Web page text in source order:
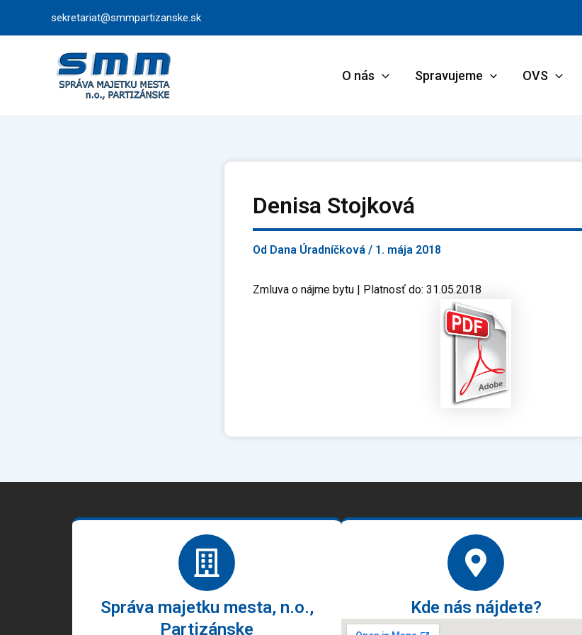
sekretariat@smmpartizanske.sk
O nás Spravujeme OVS
Denisa Stojková
Od Dana Úradníčková / 1. mája 2018
Zmluva o nájme bytu | Platnosť do: 31.05.2018
Správa majetku mesta, n.o.,
Partizánske
Kde nás nájdete?